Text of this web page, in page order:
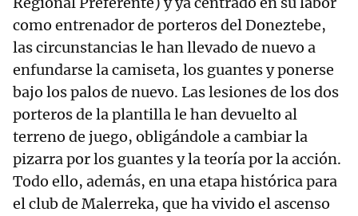
como entrenador de porteros del Doneztebe,
las circunstancias le han llevado de nuevo a
enfundarse la camiseta, los guantes y ponerse
bajo los palos de nuevo. Las lesiones de los dos
porteros de la plantilla le han devuelto al
terreno de juego, obligándole a cambiar la
pizarra por los guantes y la teoría por la acción.
Todo ello, además, en una etapa histórica para
el club de Malerreka, que ha vivido el ascenso